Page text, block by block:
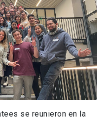
se reunieron en la